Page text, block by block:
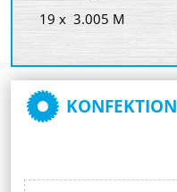
19 x 3.005 M
KONFEKTION